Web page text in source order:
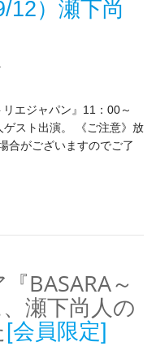
12）瀬下尚
エジャパン』11：00～
スト出演。 《ご注意》放
合がございますのでご了
BASARA～
瀬下尚人の
[会員限定]